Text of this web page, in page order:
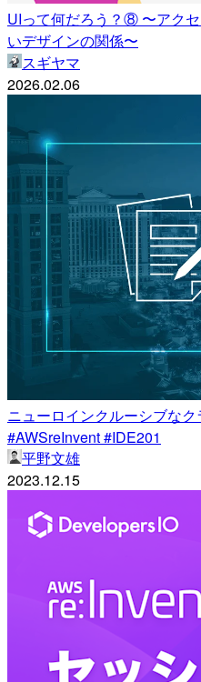
UIって何だろう？⑧ 〜アク
いデザインの関係〜
スギヤマ
2026.02.06
ニューロインクルーシブな
#AWSreInvent #IDE201
平野文雄
2023.12.15